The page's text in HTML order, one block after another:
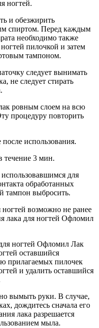
ногтей.
и обезжирить
спиртом. Перед каждым
необходимо также
пилочкой и затем
тампоном.
следует вынимать
не следует стирать
ровным слоем на всю
процедуру повторить
использования.
течение 3 мин.
для
обработанных
тампон выбросить.
ногтей возможно не ранее
лака для ногтей Офломил
ногтей Офломил Лак
оставшийся
прилагаемых пилочек
и удалить оставшийся
вымыть руки. В случае,
дождитесь сначала его
лака разрешается
мыла.